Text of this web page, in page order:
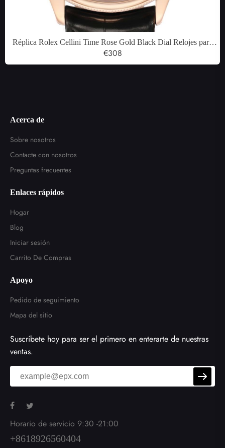
Réplica Rolex Cellini Time Rose Gold Black Dial Relojes para
hombre 50505
€308
Acerca de
Sobre nosotros
Contacte con nosotros
Preguntas frecuentes
Enlaces rápidos
Hogar
Blog
Iniciar sesión
Carrito De Compras
Apoyo
Pedido de seguimiento
Mapa del sitio
Suscríbete hoy para ser el primero en enterarte de nuestras
ventas.
Horario de servicio 9:30 -21:00
+8618926560404